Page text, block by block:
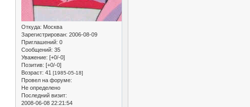
Откуда: Москва
Зарегистрирован: 2006-08-09
Приглашений: 0
Сообщений: 35
Уважение: [+0/-0]
Позитив: [+0/-0]
Возраст: 41 [1985-05-18]
Провел на форуме:
Не определено
Последний визит:
2008-06-08 22:21:54